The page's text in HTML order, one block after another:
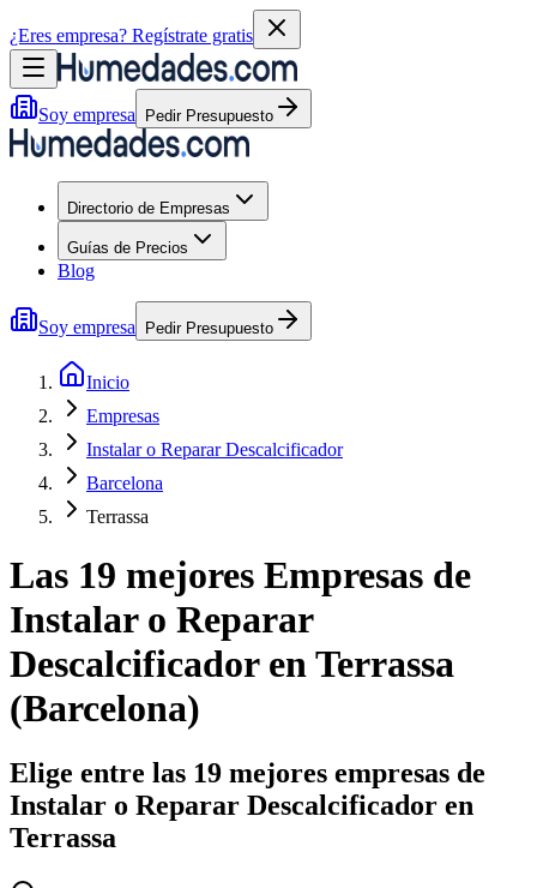
¿Eres empresa? Regístrate gratis
Soy empresa Pedir Presupuesto
Directorio de Empresas
Guías de Precios
Blog
Soy empresa Pedir Presupuesto
Inicio
Empresas
Instalar o Reparar Descalcificador
Barcelona
Terrassa
Las 19 mejores Empresas de
Instalar o Reparar
DescalcificadorenTerrassa
(Barcelona)
Elige entre las 19 mejores empresas de
Instalar o Reparar Descalcificador en
Terrassa